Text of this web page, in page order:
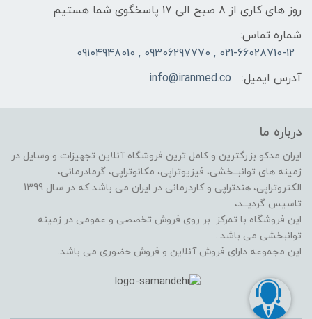
روز های کاری از 8 صبح الی 17 پاسخگوی شما هستیم
شماره تماس:
021-66028710-12 , 09306297770 , 09104948010
آدرس ایمیل:
info@iranmed.co
درباره ما
ایران مدکو بزرگترین و کامل ترین فروشگاه آنلاین تجهیزات و وسایل در
زمینه های توانبــخشی، فیزیوتراپی، مکانوتراپی، گرمادرمانی،
الکتروتراپی، هندتراپی و کاردرمانی در ایران می باشد که در سال 1399
تاسیس گردیــد،
این فروشگاه با تمرکز بر روی فروش تخصصی و عمومی در زمینه
توانبخشی می باشد .
این مجموعه دارای فروش آنلاین و فروش حضوری می باشد.